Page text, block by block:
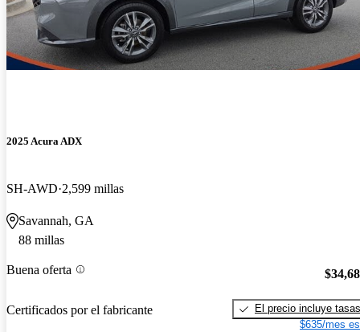
2025 Acura ADX
SH-AWD 2,599 millas
Savannah, GA
88 millas
Buena oferta
Certificados por el fabricante
El precio incluye tasas
$635/mes